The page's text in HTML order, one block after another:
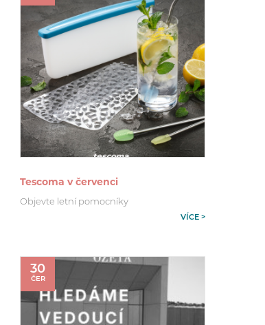
Tescoma v červenci
Objevte letní pomocníky
VÍCE >
30
ČER